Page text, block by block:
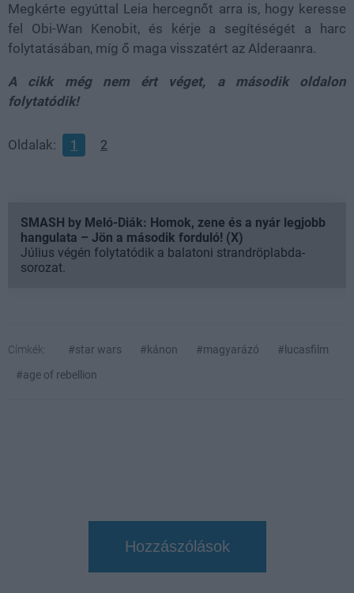
Megkérte egyúttal Leia hercegnőt arra is, hogy keresse
fel Obi-Wan Kenobit, és kérje a segítéségét a harc
folytatásában, míg ő maga visszatért az Alderaanra.
A cikk még nem ért véget, a második oldalon
folytatódik!
Oldalak: 1 2
SMASH by Meló-Diák: Homok, zene és a nyár legjobb
hangulata – Jön a második forduló! (X)
Július végén folytatódik a balatoni strandröplabda-
sorozat.
Címkék: #star wars #kánon #magyarázó
#lucasfilm
#age of rebellion
Hozzászólások